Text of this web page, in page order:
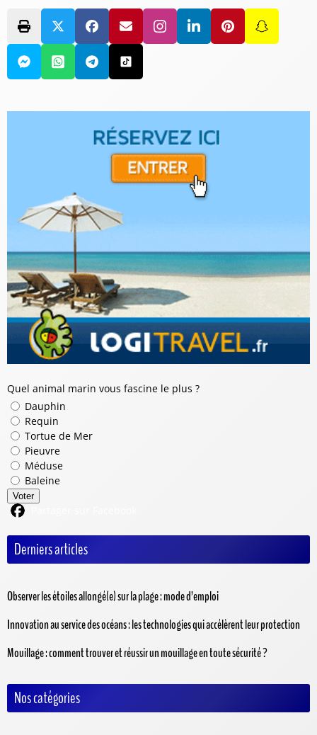
Quel animal marin vous fascine le plus ?
Dauphin
Requin
Tortue de Mer
Pieuvre
Méduse
Baleine
Voter
Derniers articles
Observer les étoiles allongé(e) sur la plage : mode d’emploi
Innovation au service des océans : les technologies qui accélèrent leur protection
Mouillage : comment trouver et réussir un mouillage en toute sécurité ?
Nos catégories